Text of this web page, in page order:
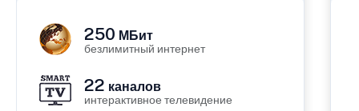
250 МБит
безлимитный интернет
22 каналов
интерактивное телевидение